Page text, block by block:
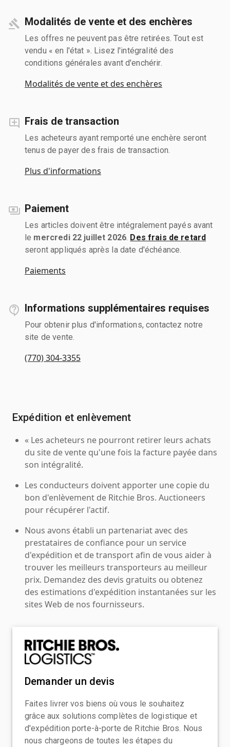
Modalités de vente et des enchères
Les offres ne peuvent pas être retirées. Tout est
vendu « en l'état ». Lisez l'intégralité des
conditions générales avant d'enchérir.
Modalités de vente et des enchères
Frais de transaction
Les acheteurs ayant remporté une enchère seront
tenus de payer des frais de transaction.
Plus d'informations
Paiement
Les articles doivent être intégralement payés avant
le mercredi 22 juillet 2026 Des frais de retard
seront appliqués après la date d'échéance.
Paiements
Informations supplémentaires requises
Pour obtenir plus d'informations, contactez notre
site de vente.
(770) 304-3355
Expédition et enlèvement
« Les acheteurs ne pourront retirer leurs achats
du site de vente qu'une fois la facture payée dans
son intégralité.
Les conducteurs doivent apporter une copie du
bon d'enlèvement de Ritchie Bros. Auctioneers
pour récupérer l'actif.
Nous avons établi un partenariat avec des
prestataires de confiance pour un service
d'expédition et de transport afin de vous aider à
trouver les meilleurs transporteurs au meilleur
prix. Demandez des devis gratuits ou obtenez
des estimations d'expédition instantanées sur les
sites Web de nos fournisseurs.
Demander un devis
Faites livrer vos biens où vous le souhaitez
grâce aux solutions complètes de logistique et
d'expédition porte-à-porte de Ritchie Bros. Nous
nous chargeons de toutes les étapes du